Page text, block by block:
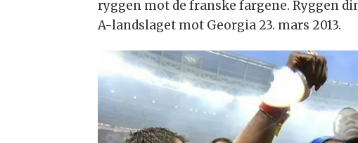
ryggen mot de franske fargene. Ryggen
A-landslaget mot Georgia 23. mars 2013.